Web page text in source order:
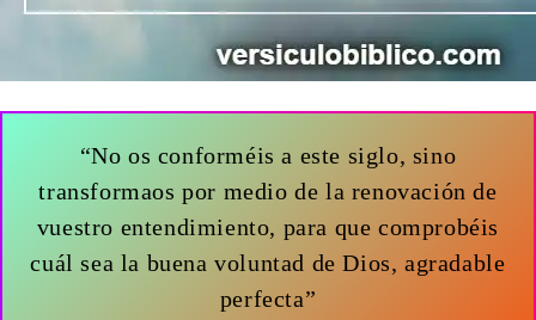
“No os conforméis a este siglo, sino
transformaos por medio de la renovación de
vuestro entendimiento, para que comprobéis
cuál sea la buena voluntad de Dios, agradable
perfecta”